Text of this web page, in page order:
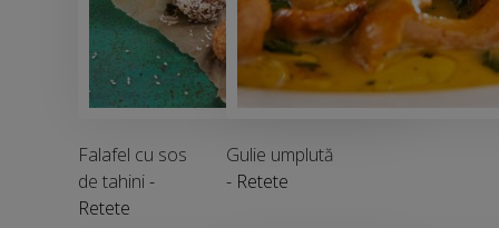
Falafel cu sos
de tahini-
Retete
Gulie umplută
- Retete